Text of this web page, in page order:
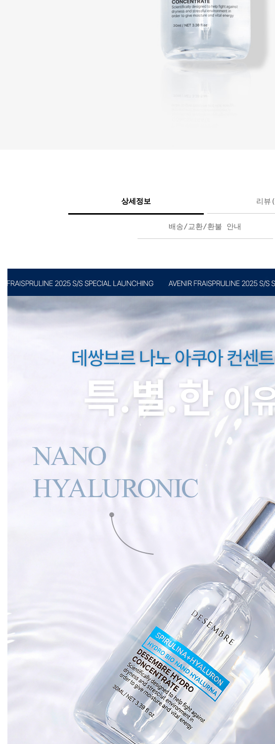
상세정보 리뷰(
배송/교환/환불 안내